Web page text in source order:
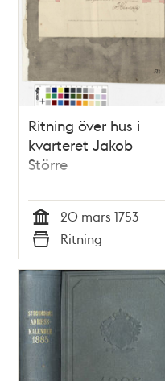
Ritning över hus i
kvarteret Jakob
Större
Tid
20 mars 1753
Typ
Ritning